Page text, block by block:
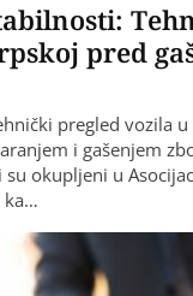
pred
pregled vozila
i gašenjem
okupljeni u
ka…